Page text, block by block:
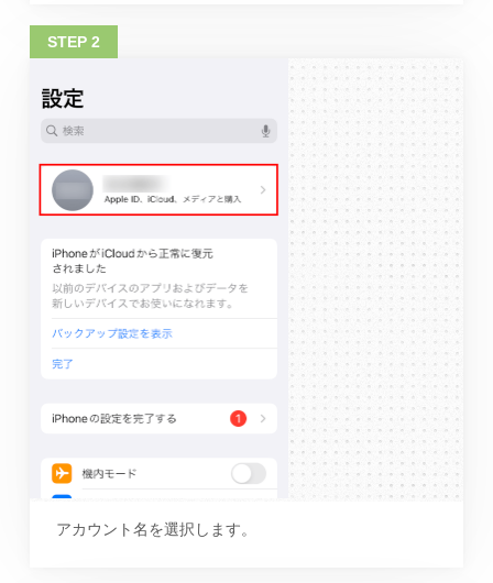
アカウント名を選択します。